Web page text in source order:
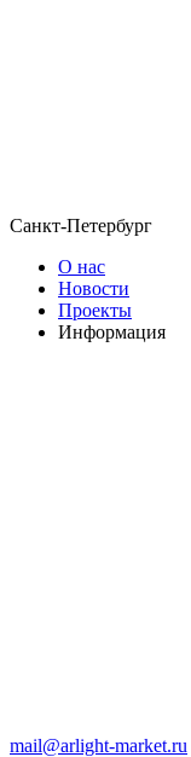
Санкт-Петербург
О нас
Новости
Проекты
Информация
mail@arlight-market.ru